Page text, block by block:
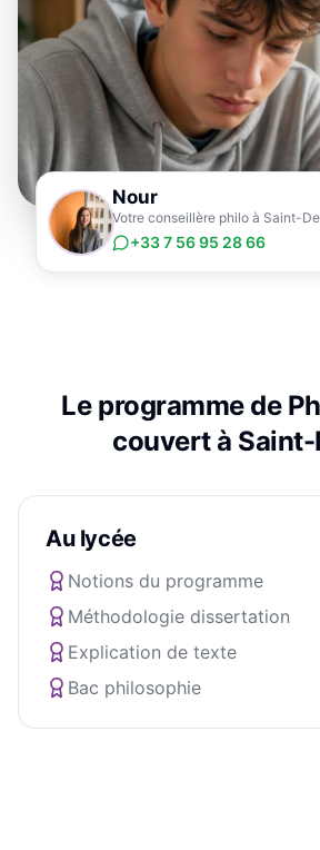
Nour
Votre conseillère philo à Saint-
+33 7 56 95 28 66
Le programme de
couvert à
Au lycée
Notions du programme
Méthodologie dissertation
Explication de texte
Bac philosophie